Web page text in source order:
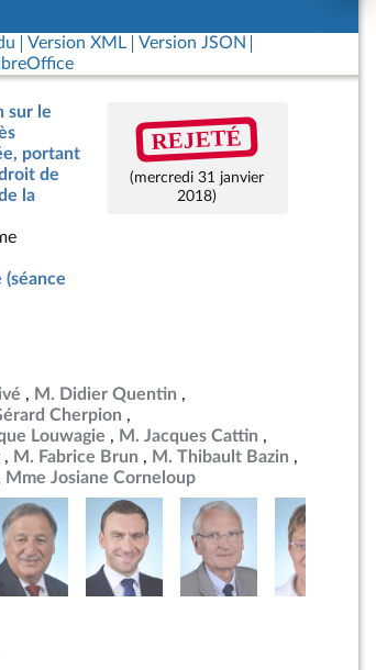
Version XML
Version JSON
sur le
portant
de
la
REJETÉ
(mercredi 31 janvier
2018)
M. Didier Quentin
Cherpion
Louwagie
M. Jacques Cattin
M. Fabrice Brun
M. Thibault Bazin
Mme Josiane Corneloup